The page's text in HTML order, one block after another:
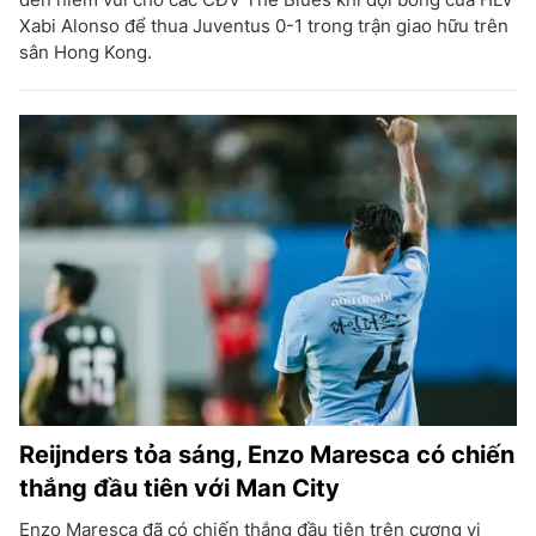
Xabi Alonso để thua Juventus 0-1 trong trận giao hữu trên
sân Hong Kong.
Reijnders tỏa sáng, Enzo Maresca có chiến
thắng đầu tiên với Man City
Enzo Maresca đã có chiến thắng đầu tiên trên cương vị